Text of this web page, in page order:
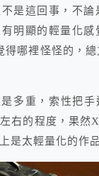
是這回事，不論
明顯的輕量化感
得哪裡怪怪的，
多重，索性把
右的程度，果然
是太輕量化的作